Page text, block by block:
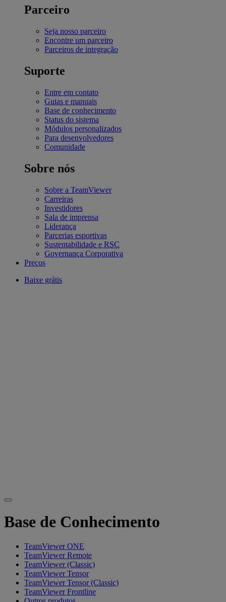
Parceiro
Seja nosso parceiro
Encontre um parceiro
Parceiros de integração
Suporte
Entre em contato
Guias e manuais
Base de conhecimento
Status do sistema
Módulos personalizados
Para desenvolvedores
Comunidade
Sobre nós
Sobre a TeamViewer
Carreiras
Investidores
Sala de imprensa
Liderança
Parcerias esportivas
Sustentabilidade e RSC
Governança Corporativa
Preços
Baixe grátis
Base de Conhecimento
TeamViewer ONE
TeamViewer Remote
TeamViewer (Classic)
TeamViewer Tensor
TeamViewer Tensor (Classic)
TeamViewer Frontline